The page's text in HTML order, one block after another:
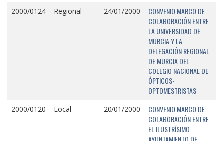
2000/0124 Regional 24/01/2000
CONVENIO MARCO DE
COLABORACIÓN ENTRE
LA UNIVERSIDAD DE
MURCIA Y LA
DELEGACIÓN REGIONAL
DE MURCIA DEL
COLEGIO NACIONAL DE
ÓPTICOS-
OPTOMESTRISTAS
2000/0120 Local 20/01/2000
CONVENIO MARCO DE
COLABORACIÓN ENTRE
EL ILUSTRÍSIMO
AYUNTAMIENTO DE